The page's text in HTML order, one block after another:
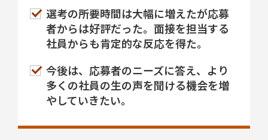
選考の所要時間は大幅に増えたが応募
者からは好評だった。面接を担当する
社員からも肯定的な反応を得た。
今後は、応募者のニーズに答え、より
多くの社員の生の声を聞ける機会を増
やしていきたい。